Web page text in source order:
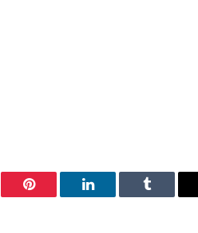
Pinterest LinkedIn Tumblr